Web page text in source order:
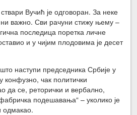
Вучић је одговоран. За неке
ни важно. Сви рачуни стижу њему –
последица поретка личне
и у чијим плодовима је десет
наступи председника Србије у
конфузно, чак политички
да се, реторички и вербално,
подешавања“ – уколико је
одмакао.